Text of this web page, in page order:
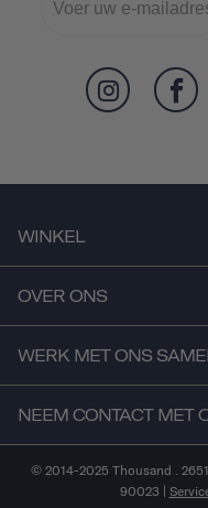
WINKEL
OVER ONS
WERK MET ONS
NEEM CONTACT MET
© 2014-2025 Thousand .
90023 |